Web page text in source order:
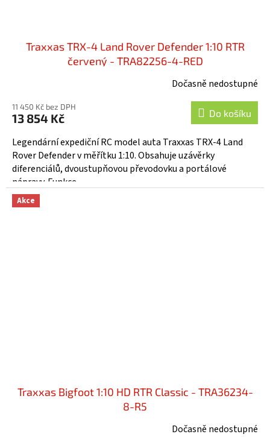
Traxxas TRX-4 Land Rover Defender 1:10 RTR
červený - TRA82256-4-RED
produktu
je
5,0
z
5
hvězdiček.
Dočasně nedostupné
11 450 Kč bez DPH
13 854 Kč Do košíku
Legendární expediční RC model auta Traxxas TRX-4 Land
Rover Defender v měřítku 1:10. Obsahuje uzávěrky
diferenciálů, dvoustupňovou převodovku a portálové
nápravy. Funkce...
Akce
Traxxas Bigfoot 1:10 HD RTR Classic - TRA36234-
8-R5
Dočasně nedostupné